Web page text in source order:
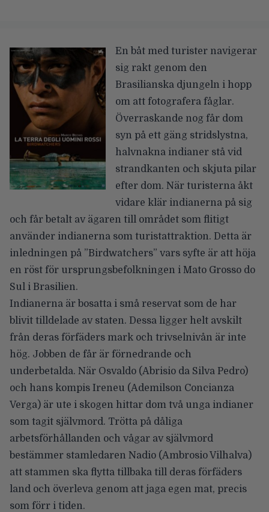
En båt med turister navigerar
sig rakt genom den
Brasilianska djungeln i hopp
om att fotografera fåglar.
Överraskande nog får dom
syn på ett gäng stridslystna,
halvnakna indianer stå vid
strandkanten och skjuta pilar
efter dom. När turisterna åkt
vidare klär indianerna på sig
och får betalt av ägaren till området som flitigt
använder indianerna som turistattraktion. Detta är
inledningen på ”Birdwatchers” vars syfte är att höja
en röst för ursprungsbefolkningen i Mato Grosso do
Sul i Brasilien.
Indianerna är bosatta i små reservat som de har
blivit tilldelade av staten. Dessa ligger helt avskilt
från deras förfäders mark och trivselnivån är inte
hög. Jobben de får är förnedrande och
underbetalda. När Osvaldo (Abrisio da Silva Pedro)
och hans kompis Ireneu (Ademilson Concianza
Verga) är ute i skogen hittar dom två unga indianer
som tagit självmord. Trötta på dåliga
arbetsförhållanden och vågar av självmord
bestämmer stamledaren Nadio (Ambrosio Vilhalva)
att stammen ska flytta tillbaka till deras förfäders
land och överleva genom att jaga egen mat, precis
som förr i tiden.